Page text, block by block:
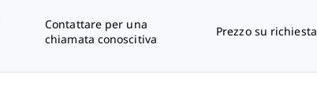
Contattare per una
chiamata conoscitiva
Prezzo su richiesta